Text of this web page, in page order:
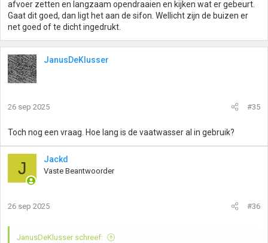
afvoer zetten en langzaam opendraaien en kijken wat er gebeurt.
Gaat dit goed, dan ligt het aan de sifon. Wellicht zijn de buizen er
net goed of te dicht ingedrukt.
JanusDeKlusser
26 sep 2025 #35
Toch nog een vraag. Hoe lang is de vaatwasser al in gebruik?
J Jackd
Vaste Beantwoorder
26 sep 2025 #36
JanusDeKlusser schreef: